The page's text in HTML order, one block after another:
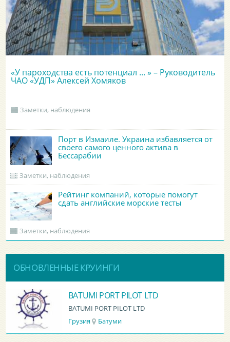
«У пароходства есть потенциал ... » – Руководитель
ЧАО «УДП» Алексей Хомяков
Заметки, наблюдения
Порт в Измаиле. Украина избавляется от
своего самого ценного актива в
Бессарабии
Заметки, наблюдения
Рейтинг компаний, которые помогут
сдать английские морские тесты
Заметки, наблюдения
ОБНОВЛЕННЫЕ КРУИНГИ
BATUMI PORT PILOT LTD
BATUMI PORT PILOT LTD
Грузия
Батуми